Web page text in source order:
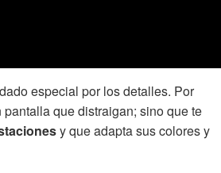
especial por los detalles. Por
que distraigan; sino que te
y que adapta sus colores y